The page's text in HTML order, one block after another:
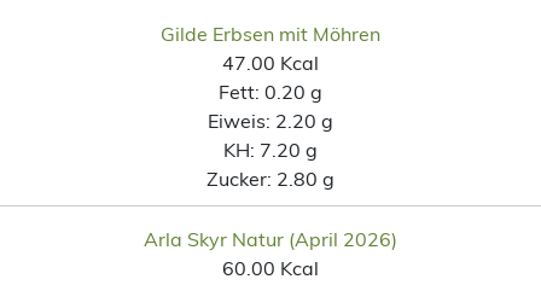
Gilde Erbsen mit Möhren
47.00 Kcal
Fett: 0.20 g
Eiweis: 2.20 g
KH: 7.20 g
Zucker: 2.80 g
Arla Skyr Natur (April 2026)
60.00 Kcal